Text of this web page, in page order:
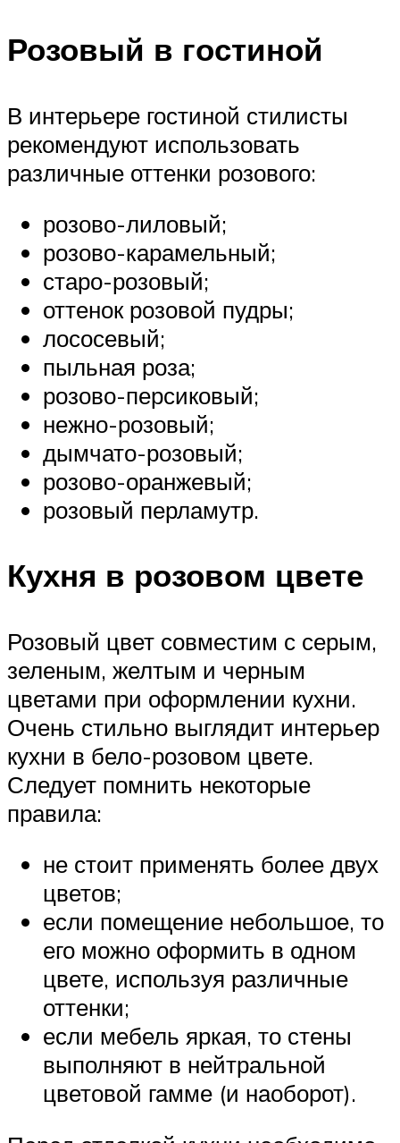
Розовый в гостиной
В интерьере гостиной стилисты
рекомендуют использовать
различные оттенки розового:
розово-лиловый;
розово-карамельный;
старо-розовый;
оттенок розовой пудры;
лососевый;
пыльная роза;
розово-персиковый;
нежно-розовый;
дымчато-розовый;
розово-оранжевый;
розовый перламутр.
Кухня в розовом цвете
Розовый цвет совместим с серым,
зеленым, желтым и черным
цветами при оформлении кухни.
Очень стильно выглядит интерьер
кухни в бело-розовом цвете.
Следует помнить некоторые
правила:
не стоит применять более двух
цветов;
если помещение небольшое, то
его можно оформить в одном
цвете, используя различные
оттенки;
если мебель яркая, то стены
выполняют в нейтральной
цветовой гамме (и наоборот).